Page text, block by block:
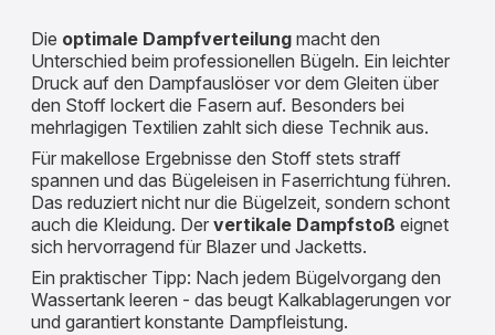
Die optimale Dampfverteilung macht den
Unterschied beim professionellen Bügeln. Ein leichter
Druck auf den Dampfauslöser vor dem Gleiten über
den Stoff lockert die Fasern auf. Besonders bei
mehrlagigen Textilien zahlt sich diese Technik aus.
Für makellose Ergebnisse den Stoff stets straff
spannen und das Bügeleisen in Faserrichtung führen.
Das reduziert nicht nur die Bügelzeit, sondern schont
auch die Kleidung. Der vertikale Dampfstoß eignet
sich hervorragend für Blazer und Jacketts.
Ein praktischer Tipp: Nach jedem Bügelvorgang den
Wassertank leeren - das beugt Kalkablagerungen vor
und garantiert konstante Dampfleistung.